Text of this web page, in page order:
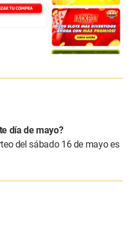
día de mayo?
del sábado 16 de mayo es